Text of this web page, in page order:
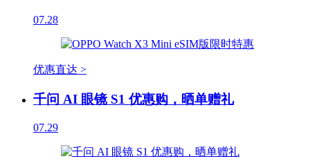
07.28
优惠直达 >
千问 AI 眼镜 S1 优惠购，晒单赠礼
07.29